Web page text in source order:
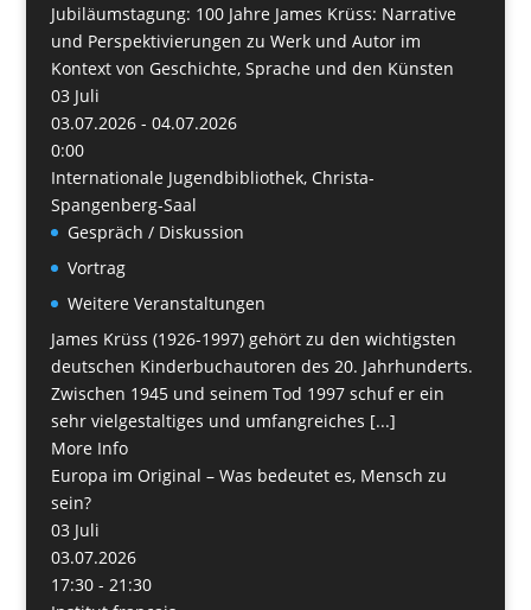
Jubiläumstagung: 100 Jahre James Krüss: Narrative
und Perspektivierungen zu Werk und Autor im
Kontext von Geschichte, Sprache und den Künsten
03 Juli
03.07.2026 - 04.07.2026
0:00
Internationale Jugendbibliothek, Christa-
Spangenberg-Saal
Gespräch / Diskussion
Vortrag
Weitere Veranstaltungen
James Krüss (1926-1997) gehört zu den wichtigsten
deutschen Kinderbuchautoren des 20. Jahrhunderts.
Zwischen 1945 und seinem Tod 1997 schuf er ein
sehr vielgestaltiges und umfangreiches [...]
More Info
Europa im Original – Was bedeutet es, Mensch zu
sein?
03 Juli
03.07.2026
17:30 - 21:30